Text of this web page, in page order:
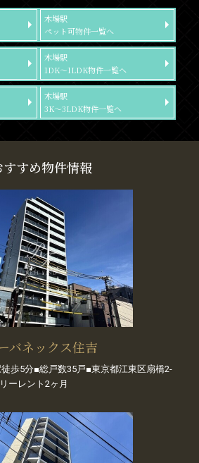
木場駅
ペット可物件一覧へ
木場駅
1DK～1LDK物件一覧へ
木場駅
3K～3LDK物件一覧へ
すすめ物件情報
バネックス住吉
歩5分■総戸数35戸■東京都江東区扇橋2-
ーレント2ヶ月